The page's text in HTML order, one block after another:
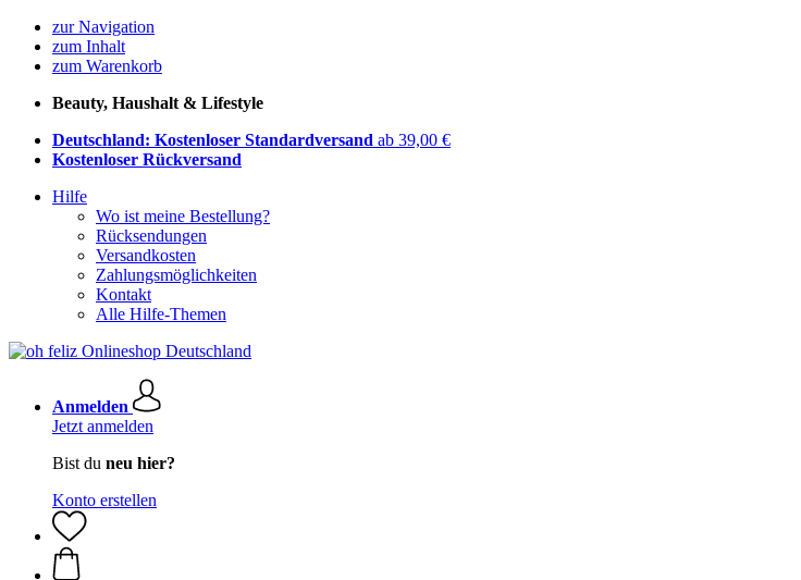
zur Navigation
zum Inhalt
zum Warenkorb
Beauty, Haushalt & Lifestyle
Deutschland: Kostenloser Standardversand ab 39,00 €
Kostenloser Rückversand
Hilfe
Wo ist meine Bestellung?
Rücksendungen
Versandkosten
Zahlungsmöglichkeiten
Kontakt
Alle Hilfe-Themen
Anmelden
Jetzt anmelden
Bist du neu hier?
Konto erstellen